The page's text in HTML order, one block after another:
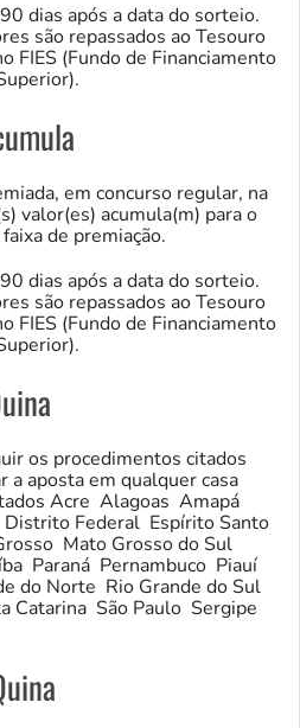
dias após a data do sorteio.
são repassados ao Tesouro
FIES (Fundo de Financiamento
em concurso regular, na
valor(es) acumula(m) para o
de premiação.
dias após a data do sorteio.
são repassados ao Tesouro
FIES (Fundo de Financiamento
os procedimentos citados
aposta em qualquer casa
Acre Alagoas Amapá
Federal Espírito Santo
Mato Grosso do Sul
Paraná Pernambuco Piauí
do Norte Rio Grande do Sul
Catarina São Paulo Sergipe